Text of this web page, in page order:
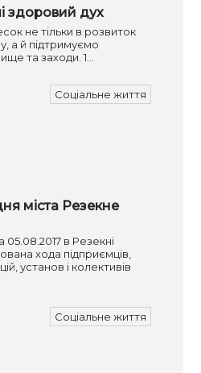
здоровий дух
не тільки в розвиток
а й підтримуємо
та заходи. 1…
Соціальне життя
міста Резекне
05.08.2017 в Резекні
хода підприємців,
установ і колективів
Соціальне життя